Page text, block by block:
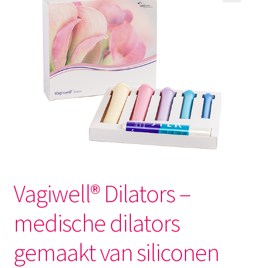
Menstruatiedisks
Menstruatiecups
Menstruatieondergoed
Menstruatiepijn
Menstruatiesponsjes
Tampons
Stimulatie, vibrators
Verzorgingsproducten
Vagiwell® Dilators –
medische dilators
gemaakt van siliconen